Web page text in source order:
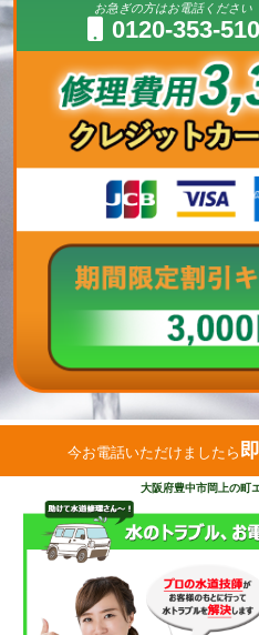
お急ぎの方はお電話ください
0120-353-510
今お電話いただけましたら
大阪府豊中市岡上の町